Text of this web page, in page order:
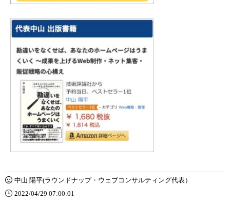
中山 陽平(ラウンドナップ・ウェブコンサルティング代表）
2022/04/29 07:00:01